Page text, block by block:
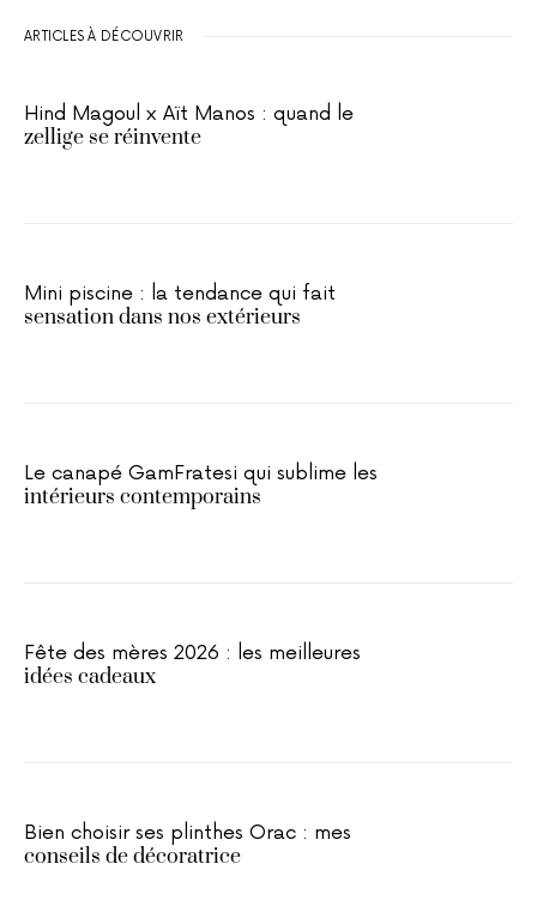
ARTICLES À DÉCOUVRIR
Hind Magoul x Aït Manos : quand le
zellige se réinvente
Mini piscine : la tendance qui fait
sensation dans nos extérieurs
Le canapé GamFratesi qui sublime les
intérieurs contemporains
Fête des mères 2026 : les meilleures
idées cadeaux
Bien choisir ses plinthes Orac : mes
conseils de décoratrice